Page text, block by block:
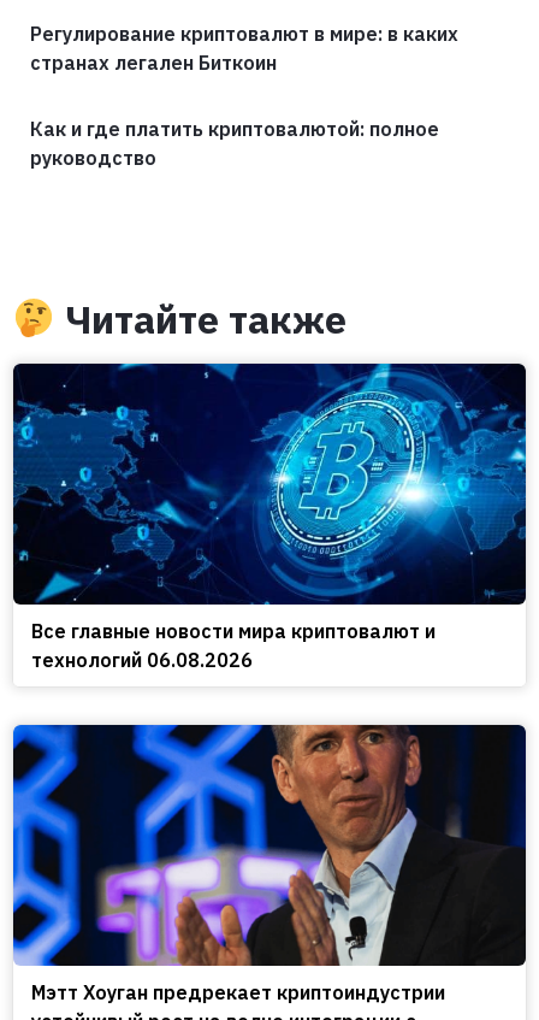
Регулирование криптовалют в мире: в каких
странах легален Биткоин
Как и где платить криптовалютой: полное
руководство
Читайте также
Все главные новости мира криптовалют и
технологий 06.08.2026
Мэтт Хоуган предрекает криптоиндустрии